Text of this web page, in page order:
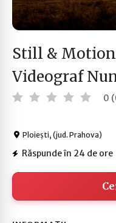
Still &
Videograf
0
Ploiești, (jud. Prahova)
Răspunde în 24 de ore